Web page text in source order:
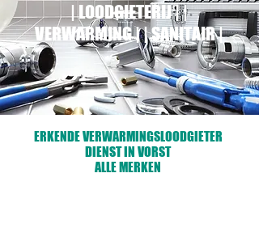
| LOODGIETERIJ | |
VERWARMING | | SANITAIR |
ERKENDE VERWARMINGSLOODGIETER
DIENST IN VORST
ALLE MERKEN